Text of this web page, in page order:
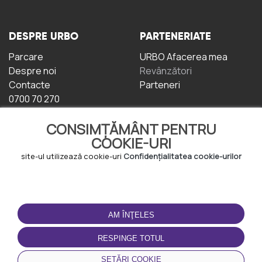
CONSIMȚĂMÂNT PENTRU
COOKIE-URI
site-ul utilizează cookie-uri Confidențialitatea cookie-urilor
AM ÎNŢELES
RESPINGE TOTUL
SETĂRI COOKIE
DESPRE URBO
Parcare
Despre noi
Contacte
0700 70 270
PARTENERIATE
URBO Afacerea mea
Revânzători
Parteneri
TERMENI DE UTILIZARE
Termeni și condiții
Politica de
Confidențialitate
Politica de cookie-uri
DESCĂRCAȚI
APLICAȚIA